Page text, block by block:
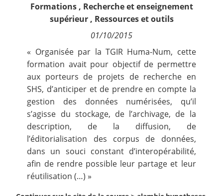
Nous suivre
Formations, Recherche et enseignement
supérieur, Ressources et outils
01/10/2015
« Organisée par la TGIR Huma-Num, cette
formation avait pour objectif de permettre
aux porteurs de projets de recherche en
SHS, d’anticiper et de prendre en compte la
gestion des données numérisées, qu’il
s’agisse du stockage, de l’archivage, de la
description, de la diffusion, de
l’éditorialisation des corpus de données,
dans un souci constant d’interopérabilité,
afin de rendre possible leur partage et leur
réutilisation (…) »